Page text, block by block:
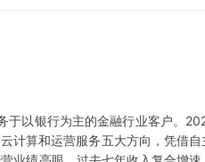
以银行为主的金融行业客户。
计算和运营服务五大方向，凭借自